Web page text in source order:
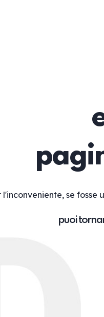
l'inconveniente, se
puoi